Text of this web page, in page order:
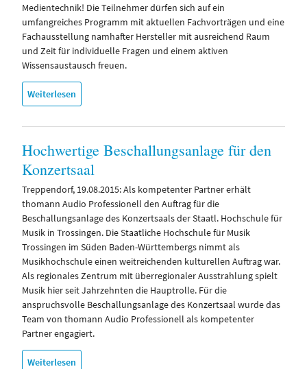
Medientechnik! Die Teilnehmer dürfen sich auf ein
umfangreiches Programm mit aktuellen Fachvorträgen und eine
Fachausstellung namhafter Hersteller mit ausreichend Raum
und Zeit für individuelle Fragen und einem aktiven
Wissensaustausch freuen.
Weiterlesen
Hochwertige Beschallungsanlage für den
Konzertsaal
Treppendorf, 19.08.2015: Als kompetenter Partner erhält
thomann Audio Professionell den Auftrag für die
Beschallungsanlage des Konzertsaals der Staatl. Hochschule für
Musik in Trossingen. Die Staatliche Hochschule für Musik
Trossingen im Süden Baden-Württembergs nimmt als
Musikhochschule einen weitreichenden kulturellen Auftrag war.
Als regionales Zentrum mit überregionaler Ausstrahlung spielt
Musik hier seit Jahrzehnten die Hauptrolle. Für die
anspruchsvolle Beschallungsanlage des Konzertsaal wurde das
Team von thomann Audio Professionell als kompetenter
Partner engagiert.
Weiterlesen